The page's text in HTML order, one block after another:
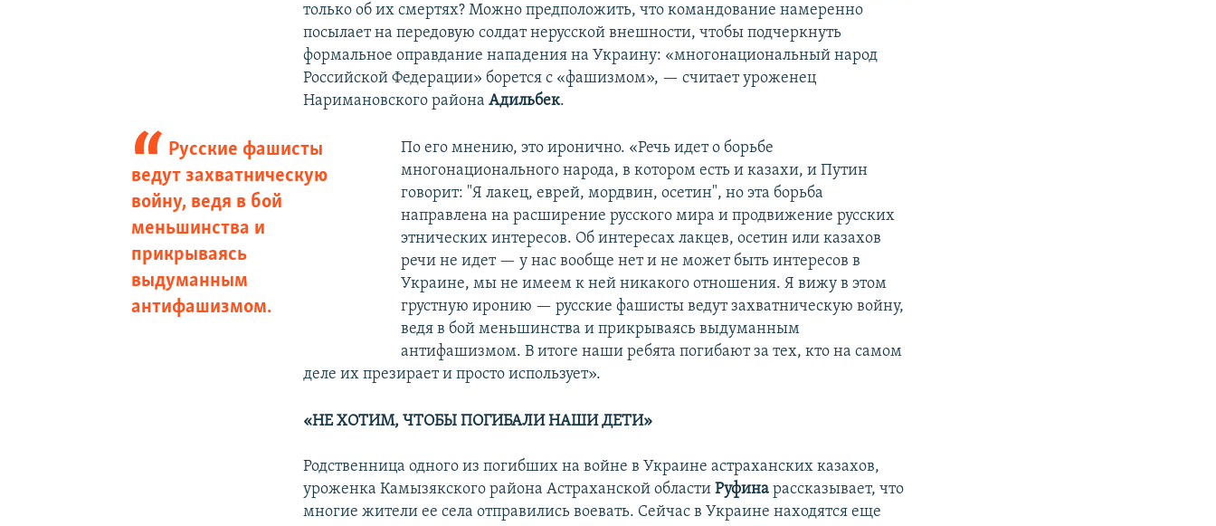
только об их смертях? Можно предположить, что командование намеренно
посылает на передовую солдат нерусской внешности, чтобы подчеркнуть
формальное оправдание нападения на Украину: «многонациональный народ
Российской Федерации» борется с «фашизмом», — считает уроженец
Наримановского районаАдильбек.
Русские фашисты
ведут захватническую
войну, ведя в бой
меньшинства и
прикрываясь
выдуманным
антифашизмом.
По его мнению, это иронично. «Речь идет о борьбе
многонационального народа, в котором есть и казахи, и Путин
говорит: "Я лакец, еврей, мордвин, осетин", но эта борьба
направлена на расширение русского мира и продвижение русских
этнических интересов. Об интересах лакцев, осетин или казахов
речи не идет — у нас вообще нет и не может быть интересов в
Украине, мы не имеем к ней никакого отношения. Я вижу в этом
грустную иронию — русские фашисты ведут захватническую войну,
ведя в бой меньшинства и прикрываясь выдуманным
антифашизмом. В итоге наши ребята погибают за тех, кто на самом
деле их презирает и просто использует».
«НЕ ХОТИМ, ЧТОБЫ ПОГИБАЛИ НАШИ ДЕТИ»
Родственница одного из погибших на войне в Украине астраханских казахов,
уроженка Камызякского района Астраханской областиРуфинарассказывает, что
многие жители ее села отправились воевать. Сейчас в Украине находятся еще